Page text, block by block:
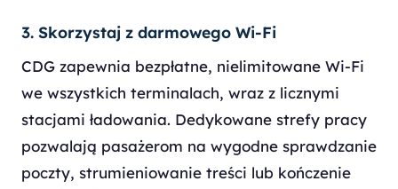
3. Skorzystaj z darmowego Wi-Fi
CDG zapewnia bezpłatne, nielimitowane Wi-Fi
we wszystkich terminalach, wraz z licznymi
stacjami ładowania. Dedykowane strefy pracy
pozwalają pasażerom na wygodne sprawdzanie
poczty, strumieniowanie treści lub kończenie